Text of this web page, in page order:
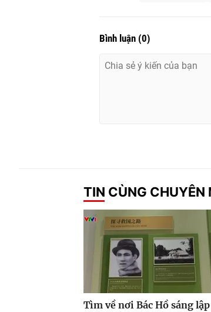
Bình luận (0)
TIN CÙNG CHUYÊN
Tìm về nơi Bác Hồ sáng lập